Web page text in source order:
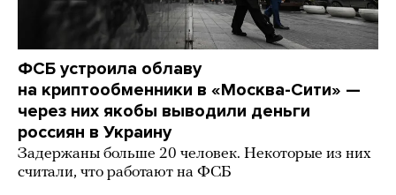
ФСБ устроила облаву
на криптообменники в «Москва-Сити» —
через них якобы выводили деньги
россиян в Украину
Задержаны больше 20 человек. Некоторые из них
считали, что работают на ФСБ